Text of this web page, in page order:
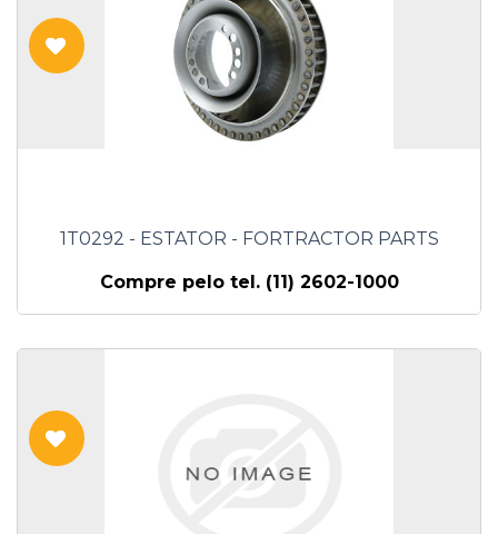
1T0292 - ESTATOR - FORTRACTOR PARTS
Compre pelo tel. (11) 2602-1000